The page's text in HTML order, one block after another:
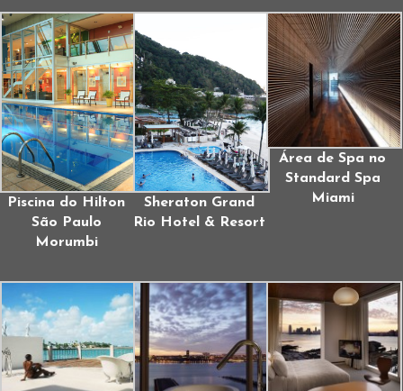
Piscina do Hilton
São Paulo
Morumbi
Sheraton Grand
Rio Hotel & Resort
Área de Spa no
Standard Spa
Miami